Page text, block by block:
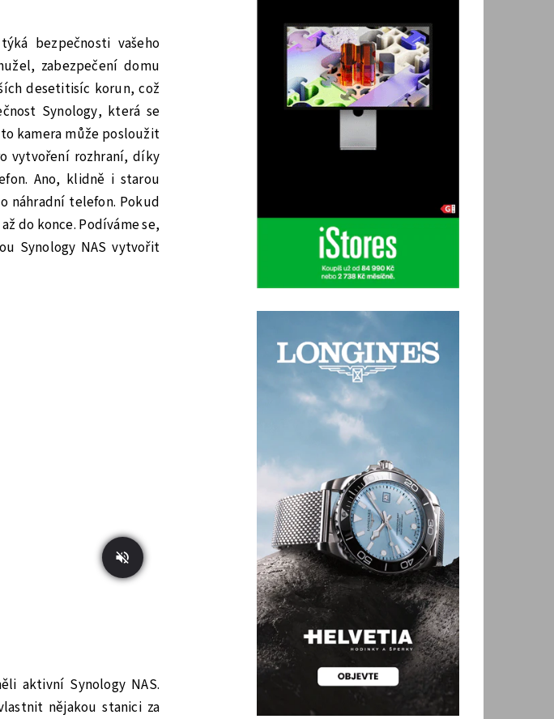
bezpečnosti vašeho
zabezpečení domu
desetitisíc korun, což
Synology, která se
kamera může posloužit
vytvoření rozhraní, díky
Ano, klidně i starou
náhradní telefon. Pokud
do konce. Podíváme se,
Synology NAS vytvořit
aktivní Synology NAS.
nějakou stanici za